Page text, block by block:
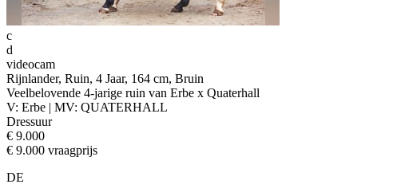
c
d
videocam
Rijnlander, Ruin, 4 Jaar, 164 cm, Bruin
Veelbelovende 4-jarige ruin van Erbe x Quaterhall
V: Erbe | MV: QUATERHALL
Dressuur
€ 9.000
€ 9.000 vraagprijs
DE